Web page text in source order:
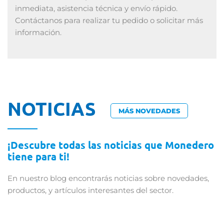
inmediata, asistencia técnica y envío rápido.
Contáctanos para realizar tu pedido o solicitar más
información.
NOTICIAS MÁS NOVEDADES
¡Descubre todas las noticias que Monedero
tiene para ti!
En nuestro blog encontrarás noticias sobre novedades,
productos, y artículos interesantes del sector.